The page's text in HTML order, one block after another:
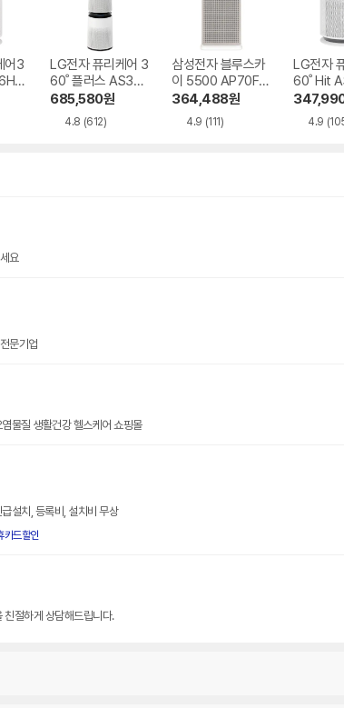
어3
LG전자 퓨리케어 3
60˚ 플러스 AS305
DWWA
685,580원
4.8 (612)
삼성전자 블루스카
이 5500 AP70F0
6103RTD
364,488원
4.9 (111)
LG전자
60˚ Hit
WA
4.9
요
문기업
물질 생활건강 헬스케어 쇼핑몰
설치, 등록비, 설치비 무상
카드할인
친절하게 상담해드립니다.